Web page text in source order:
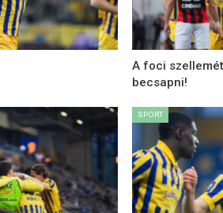
A foci
becsapni!
SPORT